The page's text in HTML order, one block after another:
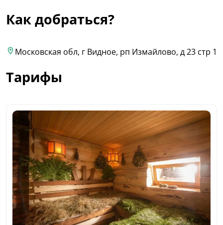
Как добраться?
Московская обл, г Видное, рп Измайлово, д 23 стр 1
Тарифы